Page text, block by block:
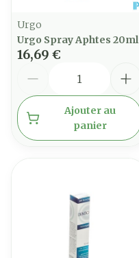
Urgo
Urgo Spray Aphtes 20ml
16,69 €
Ajouter au
panier